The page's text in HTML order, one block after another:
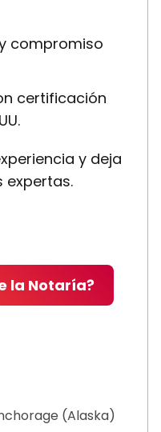
compromiso
certificación
y deja
expertas.
la Notaría?
(Alaska)